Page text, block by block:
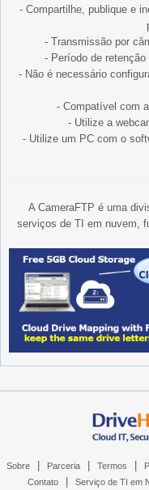
- Compartilhe, publique e
- Transmissão por
- Período de
- Não é necessário
- Compatível com
- Utilize a
- Utilize um PC com o
A CameraFTP é uma
serviços de TI em nuvem,
Sobre | Parceria | Termos |
Contato | Serviço de TI em